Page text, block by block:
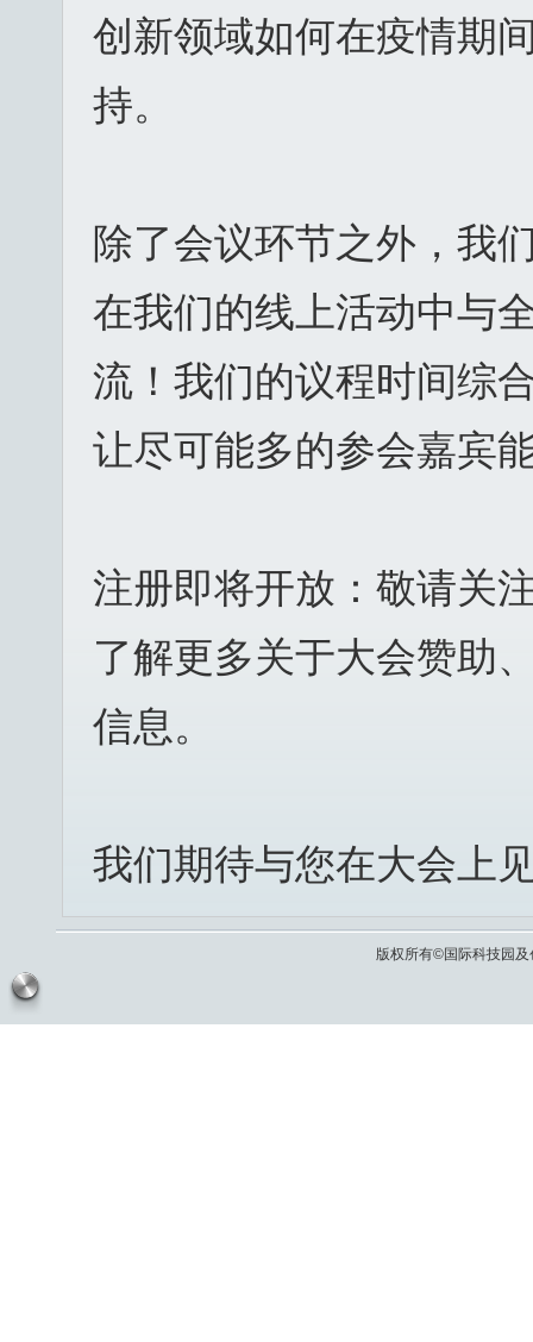
创新领域如何在疫情期
持。
除了会议环节之外，我
在我们的线上活动中与
流！我们的议程时间综
让尽可能多的参会嘉宾
注册即将开放：敬请关
了解更多关于大会赞助
信息。
我们期待与您在大会上
版权所有©国际科技园